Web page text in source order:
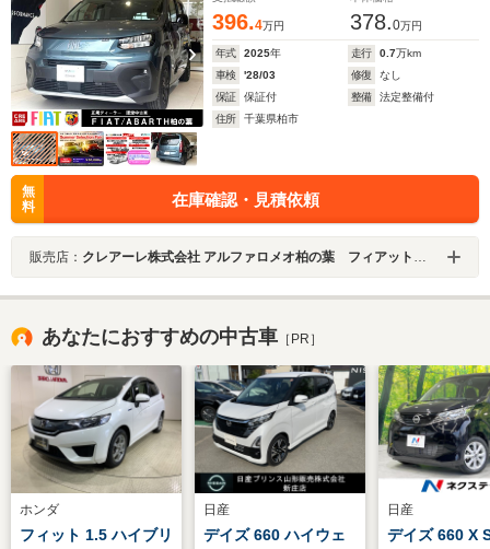
396.4万円 378.0万円
年式 2025年 走行 0.7万km
車検
'28/03 修復
なし
保証
保証付 整備
法定整備付
住所
千葉県柏市
無
料
在庫確認・見積依頼
販売店： クレアーレ株式会社 アルファロメオ柏の葉 フィアット／アバルト柏の葉
あなたにおすすめの中古車 ［PR］
ホンダ
フィット 1.5 ハイブリ
日産
デイズ 660 ハイウェ
日産
デイズ 660 X